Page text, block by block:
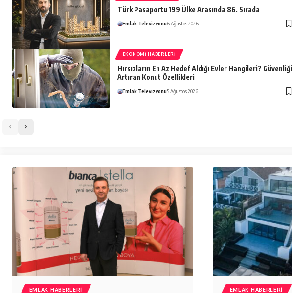
Türk Pasaportu 199 Ülke Arasında 86. Sırada
Emlak Televizyonu6 Ağustos 2026
EKONOMI HABERLERI
Hırsızların En Az Hedef Aldığı Evler Hangileri? Güvenliği
Artıran Konut Özellikleri
Emlak Televizyonu5 Ağustos 2026
EMLAK HABERLERI EMLAK HABERLERI